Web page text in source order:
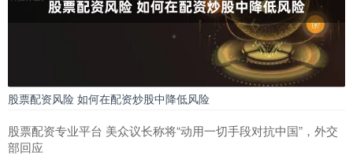
股票配资风险 如何在配资炒股中降低风险
股票配资专业平台 美众议长称将“动用一切手段对抗中国”，外交
部回应